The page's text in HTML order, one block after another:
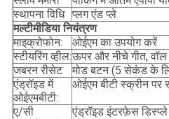
स्थापना विधि प्लग एंड प्ले
मल्टीमीडिया नियंत्रण
माइक्रोफोन:
ओईएम का उपयोग करें
स्टीयरिंग व्हील:ऊपर और नीचे गीत, वॉल
जबरन रीसेट
मोड बटन (5 सेकंड के
एंड्रॉइड में
ओईएमबीटी:
ओईएम बीटी स्क्रीन
ए/सी
एंड्रॉइड इंटरफ़ेस